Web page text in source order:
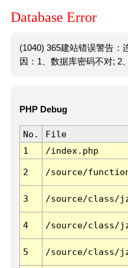
Database Error
(1040) 365建站错误警告：
因：1、数据库密码不对; 2
PHP Debug
No. File
1
/index.php
2 /source/
3 /source/class/
4 /source/class/
5 /source/class/